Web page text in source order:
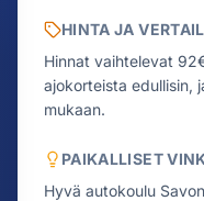
HINTA JA
Hinnat vaihtelevat
ajokorteista edullisin,
mukaan.
PAIKALLISET
Hyvä autokoulu